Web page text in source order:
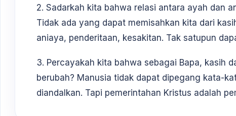
2. Sadarkah kita bahwa relasi antara ayah dan
Tidak ada yang dapat memisahkan kita dari
aniaya, penderitaan, kesakitan. Tak satupun
3. Percayakah kita bahwa sebagai Bapa, kasih
berubah? Manusia tidak dapat dipegang kata-
diandalkan. Tapi pemerintahan Kristus adalah